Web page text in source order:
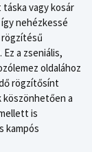
vagy kosár
nehézkessé
rögzítésű
a zseniális,
oldalához
rögzítősínt
köszönhetően a
is
kampós